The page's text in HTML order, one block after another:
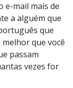
e-mail mais de
a alguém que
que
que você
passam
vezes for